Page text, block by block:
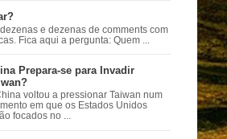
e dezenas de comments com
Fica aqui a pergunta: Quem ...
Prepara-se para Invadir
voltou a pressionar Taiwan num
em que os Estados Unidos
focados no ...